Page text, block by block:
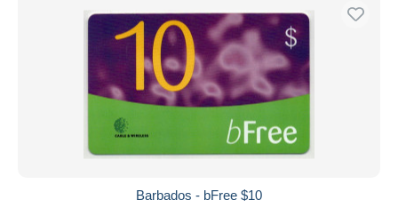
Barbados - bFree $10